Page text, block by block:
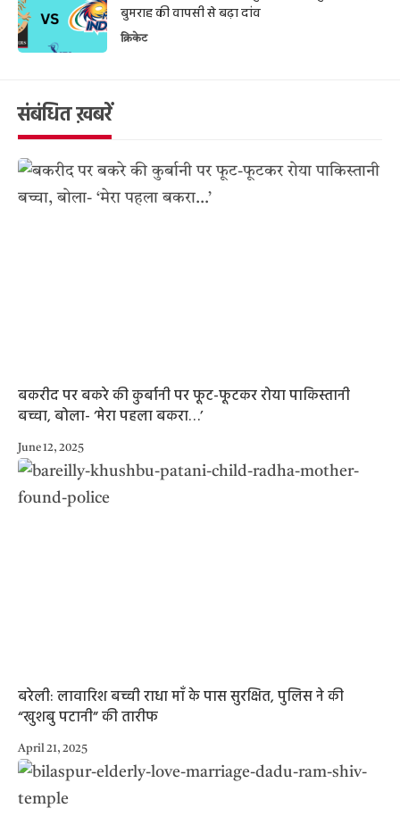
बुमराह की वापसी से बढ़ा दांव
क्रिकेट
संबंधित ख़बरें
बकरीद पर बकरे की कुर्बानी पर फूट-फूटकर रोया पाकिस्तानी
बच्चा, बोला- ‘मेरा पहला बकरा…’
June 12, 2025
बरेली: लावारिश बच्ची राधा माँ के पास सुरक्षित, पुलिस ने की
“खुशबु पटानी” की तारीफ
April 21, 2025